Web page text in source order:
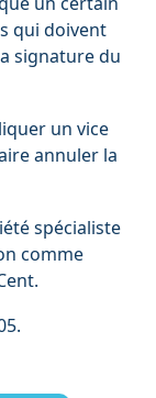
qui doivent
signature du
un vice
annuler la
spécialiste
comme